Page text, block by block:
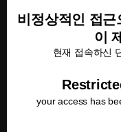
비정상적인 접
이
현재 접속하신
your access has